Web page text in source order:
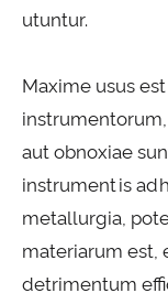
utuntur.
Maxime usus
aut obnoxiae
instrumentis
metallurgia,
materiarum est,
detrimentum